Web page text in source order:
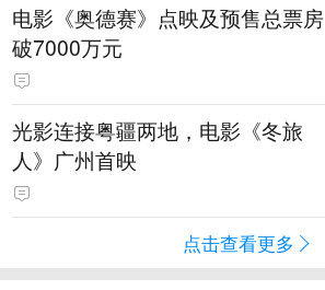
电影《奥德赛》点映及预售总票房
破7000万元
光影连接粤疆两地，电影《冬旅
人》广州首映
点击查看更多